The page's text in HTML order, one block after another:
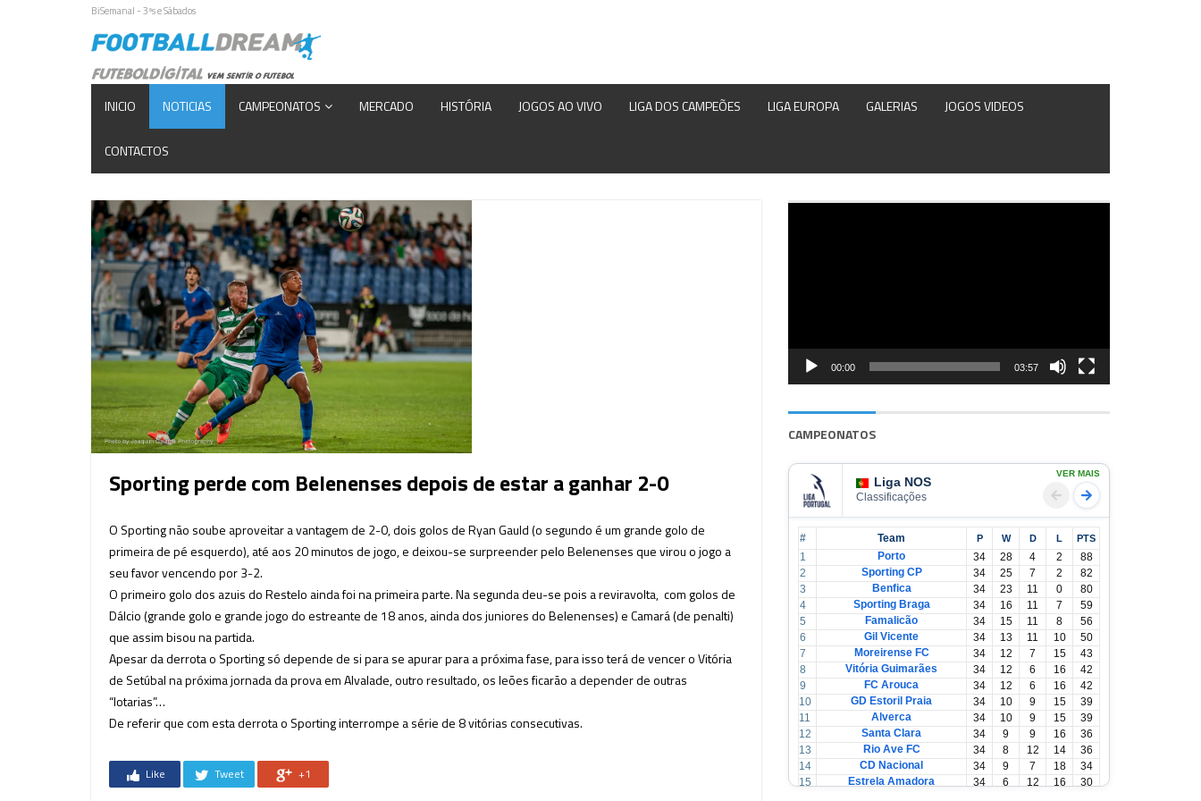
BiSemanal - 3ªs e Sábados
INICIO NOTICIAS CAMPEONATOS MERCADO HISTÓRIA JOGOS AO VIVO LIGA DOS CAMPEÕES LIGA EUROPA GALERIAS JOGOS VIDEOS
CONTACTOS
Sporting perde com Belenenses depois de estar a ganhar 2-0
O Sporting não soube aproveitar a vantagem de 2-0, dois golos de Ryan Gauld (o segundo é um grande golo de
primeira de pé esquerdo), até aos 20 minutos de jogo, e deixou-se surpreender pelo Belenenses que virou o jogo a
seu favor vencendo por 3-2.
O primeiro golo dos azuis do Restelo ainda foi na primeira parte. Na segunda deu-se pois a reviravolta, com golos de
Dálcio (grande golo e grande jogo do estreante de 18 anos, ainda dos juniores do Belenenses) e Camará (de penalti)
que assim bisou na partida.
Apesar da derrota o Sporting só depende de si para se apurar para a próxima fase, para isso terá de vencer o Vitória
de Setúbal na próxima jornada da prova em Alvalade, outro resultado, os leões ficarão a depender de outras
“lotarias”…
De referir que com esta derrota o Sporting interrompe a série de 8 vitórias consecutivas.
Like Tweet +1
00:00 03:57
CAMPEONATOS
Liga NOS
Classificações
VER MAIS
# Team P W D L PTS
1 Porto 34 28 4 2
88
2
Sporting CP 34 25 7 2
82
3
Benfica 34 23 11 0
80
4
Sporting Braga 34 16 11 7
59
5
Famalicão 34 15 11 8
56
6
Gil Vicente 34 13 11 10
50
7
Moreirense FC 34 12 7 15
43
8
Vitória Guimarães 34 12 6 16
42
9
FC Arouca 34 12 6 16
42
10
GD Estoril Praia 34 10 9 15
39
11
Alverca 34 10 9 15
39
12
Santa Clara 34 9 9 16
36
13
Rio Ave FC 34 8 12 14
36
14
CD Nacional 34 9 7 18
34
15
Estrela Amadora 34 6 12 16
30